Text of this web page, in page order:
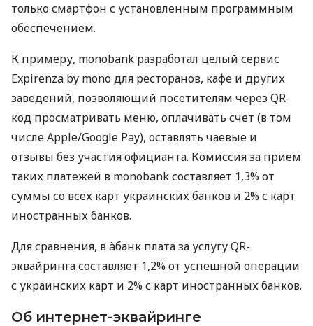
только смартфон с установленным программным
обеспечением.
К примеру, monobank разработал целый сервис
Expirenza by mono для ресторанов, кафе и других
заведений, позволяющий посетителям через QR-
код просматривать меню, оплачивать счет (в том
числе Apple/Google Pay), оставлять чаевые и
отзывы без участия официанта. Комиссия за прием
таких платежей в monobank составляет 1,3% от
суммы со всех карт украинских банков и 2% с карт
иностранных банков.
Для сравнения, в àбанк плата за услугу QR-
эквайринга составляет 1,2% от успешной операции
с украинских карт и 2% с карт иностранных банков.
Об интернет-эквайринге